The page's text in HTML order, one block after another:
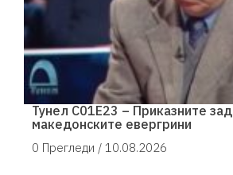
Тунел С01Е23 – Приказните зад
македонските евергрини
0 Прегледи / 10.08.2026